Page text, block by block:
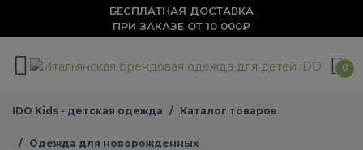
БЕСПЛАТНАЯ ДОСТАВКА
ПРИ ЗАКАЗЕ ОТ 10 000₽
0
IDO Kids - детская одежда Каталог товаров
Одежда для новорожденных